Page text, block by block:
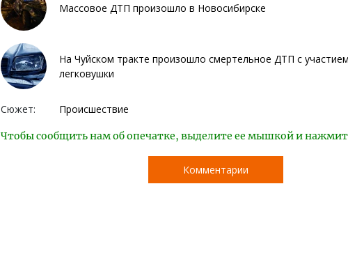
Массовое ДТП произошло в Новосибирске
На Чуйском тракте произошло смертельное ДТП с
легковушки
Сюжет: Происшествие
Чтобы сообщить нам об опечатке, выделите ее мышкой и
Комментарии